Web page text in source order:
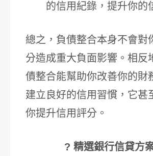
的信用紀錄，提升你的
總之，負債整合本身不會對
分造成重大負面影響。相反
債整合能幫助你改善你的財
建立良好的信用習慣，它甚
你提升信用評分。
? 精選銀行信貸方